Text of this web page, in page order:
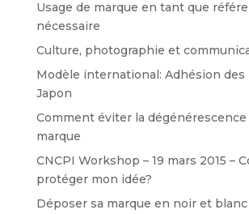
Usage de marque en tant que
nécessaire
Culture, photographie et
Modèle international: Adhésion des
Japon
Comment éviter la dégénérescence
marque
CNCPI Workshop – 19 mars 2015 –
protéger mon idée?
Déposer sa marque en noir et